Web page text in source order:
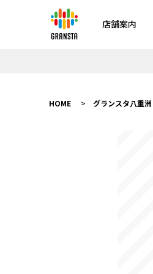
店舗案内
HOME グランスタ八重洲